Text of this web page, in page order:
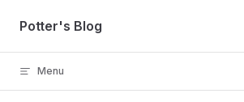
Skip to content
Potter's Blog
Menu